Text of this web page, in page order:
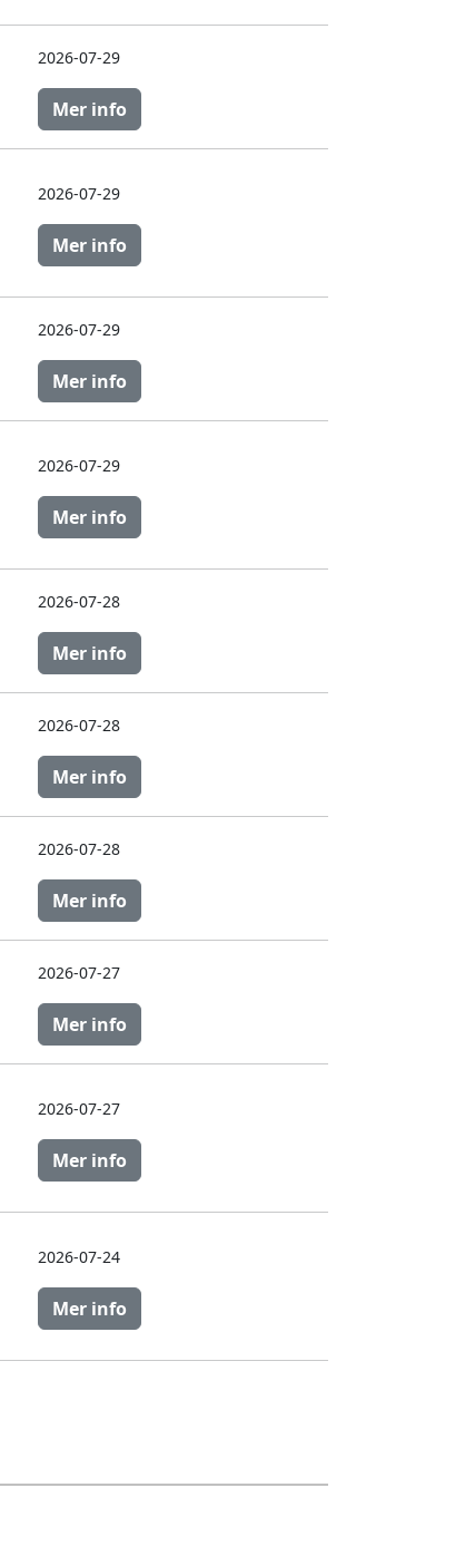
2026-07-29
Mer info
2026-07-29
Mer info
2026-07-29
Mer info
2026-07-29
Mer info
2026-07-28
Mer info
2026-07-28
Mer info
2026-07-28
Mer info
2026-07-27
Mer info
2026-07-27
Mer info
2026-07-24
Mer info